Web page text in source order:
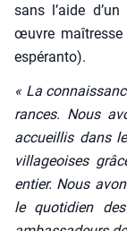
sans l’aide
œuvre
espé­ran­to).
« La
rances. Nous
accueillis dans
vil­la­geoises
entier. Nous
le quo­ti­dien